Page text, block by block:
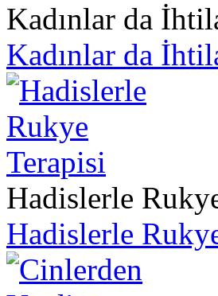
Kadınlar da
Kadınlar da
Hadislerle
Hadislerle